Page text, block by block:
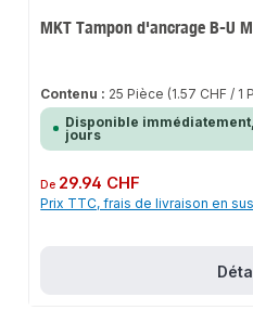
MKT Tampon d'ancrage B-U
Contenu : 25 Pièce (1.57 CHF / 1
Disponible
jours
Prix régulier :
De 29.94 CHF
Prix TTC, frais de livraison en sus